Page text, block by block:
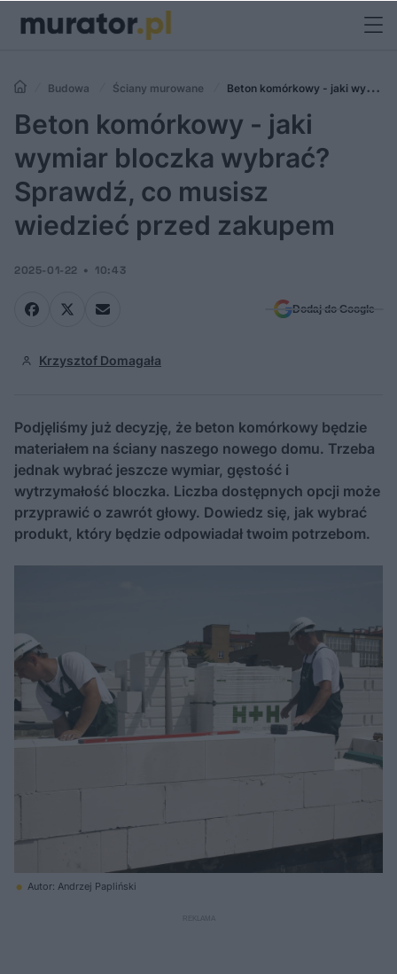
Budowa Ściany murowane
Beton komórkowy - jaki wymiar
bloczka wybrać? Sprawdź, co musisz wiedzieć przed zakupem
Beton komórkowy - jaki
wymiar bloczka wybrać?
Sprawdź, co musisz
wiedzieć przed zakupem
2025-01-22 10:43
Dodaj do Google
Krzysztof Domagała
Podjęliśmy już decyzję, że beton komórkowy będzie
materiałem na ściany naszego nowego domu. Trzeba
jednak wybrać jeszcze wymiar, gęstość i
wytrzymałość bloczka. Liczba dostępnych opcji może
przyprawić o zawrót głowy. Dowiedz się, jak wybrać
produkt, który będzie odpowiadał twoim potrzebom.
Autor: Andrzej Papliński